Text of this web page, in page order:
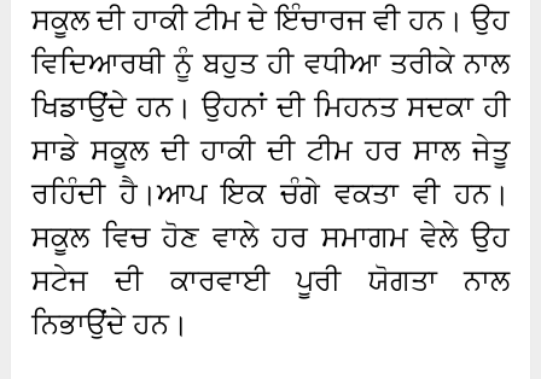
ਸਕੂਲ ਦੀ ਹਾਕੀ ਟੀਮ ਦੇ ਇੰਚਾਰਜ ਵੀ ਹਨ। ਉਹ
ਵਿਦਿਆਰਥੀ ਨੂੰ ਬਹੁਤ ਹੀ ਵਧੀਆ ਤਰੀਕੇ ਨਾਲ
ਖਿਡਾਉਂਦੇ ਹਨ। ਉਹਨਾਂ ਦੀ ਮਿਹਨਤ ਸਦਕਾ ਹੀ
ਸਾਡੇ ਸਕੂਲ ਦੀ ਹਾਕੀ ਦੀ ਟੀਮ ਹਰ ਸਾਲ ਜੇਤੂ
ਰਹਿੰਦੀ ਹੈ।ਆਪ ਇਕ ਚੰਗੇ ਵਕਤਾ ਵੀ ਹਨ।
ਸਕੂਲ ਵਿਚ ਹੋਣ ਵਾਲੇ ਹਰ ਸਮਾਗਮ ਵੇਲੇ ਉਹ
ਸਟੇਜ ਦੀ ਕਾਰਵਾਈ ਪੂਰੀ ਯੋਗਤਾ ਨਾਲ
ਨਿਭਾਉਂਦੇ ਹਨ।